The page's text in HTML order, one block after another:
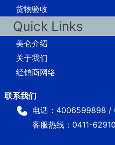
货物验收
Quick Links
美仑介绍
关于我们
经销商网络
电话：4006599898 /
客服热线：0411-